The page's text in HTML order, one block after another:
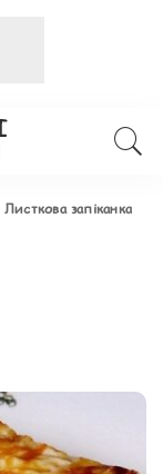
Листкова запіканка